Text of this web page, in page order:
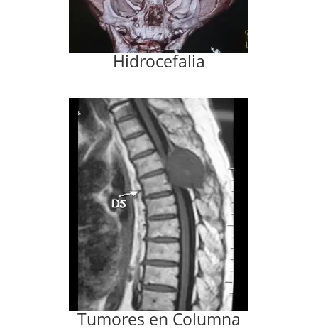
Hidrocefalia
Tumores en Columna